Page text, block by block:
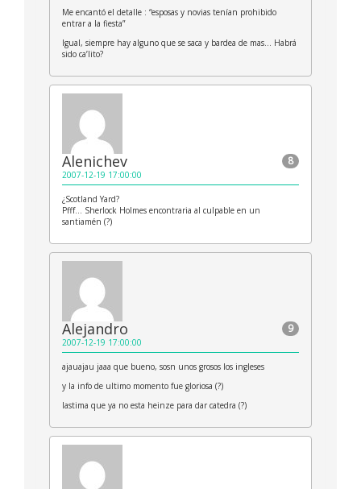
Me encantó el detalle : “esposas y novias tenían prohibido
entrar a la fiesta”
Igual, siempre hay alguno que se saca y bardea de mas… Habrá
sido ca’lito?
8
Alenichev
2007-12-19 17:00:00
¿Scotland Yard?
Pfff… Sherlock Holmes encontraria al culpable en un
santiamén (?)
9
Alejandro
2007-12-19 17:00:00
ajauajau jaaa que bueno, sosn unos grosos los ingleses
y la info de ultimo momento fue gloriosa (?)
lastima que ya no esta heinze para dar catedra (?)